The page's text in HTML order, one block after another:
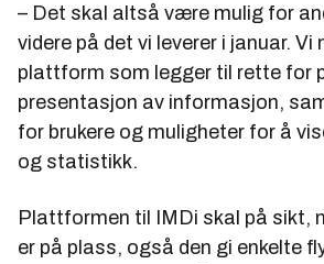
– Det skal altså være mulig for
videre på det vi leverer i januar. Vi
plattform som legger til rette for
presentasjon av informasjon,
for brukere og muligheter for å
og statistikk.
Plattformen til IMDi skal på sikt,
er på plass, også den gi enkelte